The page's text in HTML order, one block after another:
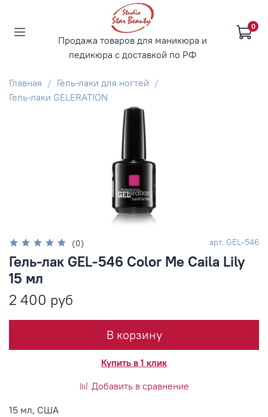
Продажа товаров для маникюра и
педикюра с доставкой по РФ
0
Главная
Гель-лаки для ногтей
Гель-лаки GELERATION
(0) арт. GEL-546
Гель-лак GEL-546 Color Me Caila Lily
15 мл
2 400 руб
В корзину
Купить в 1 клик
Добавить в сравнение
15 мл, США